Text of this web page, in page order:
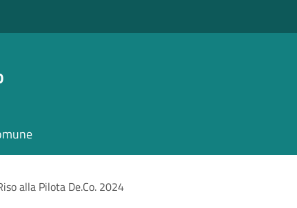
alla Pilota De.Co. 2024